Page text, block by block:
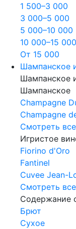
1 500–3 000
3 000–5 000
5 000–10 000
10 000–15 000
От 15 000
Шампанское
Шампанское
Шампанское
Champagne
Champagne
Смотреть все
Игристое
Fiorino d'Oro
Fantinel
Cuvee Jean-
Смотреть все
Содержание
Брют
Сухое